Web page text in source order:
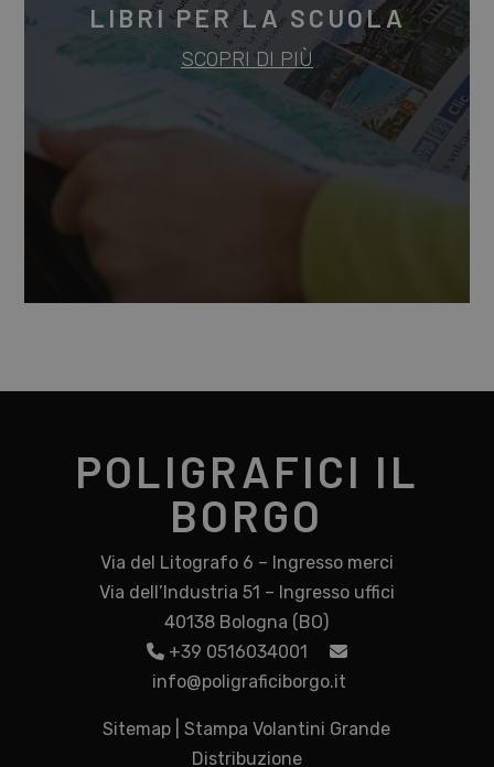
LIBRI PER LA SCUOLA
SCOPRI DI PIÙ
POLIGRAFICI IL
BORGO
Via del Litografo 6 – Ingresso merci
Via dell’Industria 51 – Ingresso uffici
40138 Bologna (BO)
+39 0516034001
info@poligraficiborgo.it
Sitemap |Stampa Volantini Grande
Distribuzione